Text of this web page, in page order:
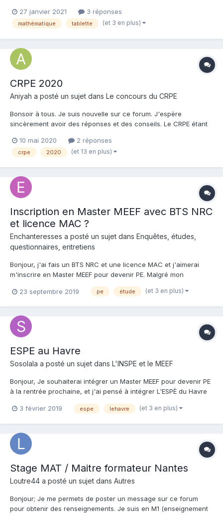
27 janvier 2021 3 réponses
mathématique tablette (et 3 en plus)
CRPE 2020
Aniyah a posté un sujet dans Le concours du CRPE
Bonsoir à tous. Je suis nouvelle sur ce forum. J'espère
sincèrement avoir des réponses et des conseils. Le CRPE étant
pour la didactique en mathématiques (surtout !) et en français.
J'ai beaucoup de difficultés pour avoir "ju...
10 mai 2020 2 réponses
crpe 2020 (et 13 en plus)
Inscription en Master MEEF avec BTS NRC
et licence MAC ?
Enchanteresses a posté un sujet dans Enquêtes, études,
questionnaires, entretiens
Bonjour, j'ai fais un BTS NRC et une licence MAC et j'aimerai
m'inscrire en Master MEEF pour devenir PE. Malgré mon
23 septembre 2019
pe étude (et 3 en plus)
ESPE au Havre
Sosolala a posté un sujet dans L'INSPE et le MEEF
Bonjour, Je souhaiterai intégrer un Master MEEF pour devenir PE
à la rentrée prochaine, et j'ai pensé à intégrer L'ESPÈ du Havre
le concours. J'aimerais alors avoir des retour, si certains d'entre
3 février 2019 espe lehavre (et 3 en plus)
Stage MAT / Maitre formateur Nantes
Loutre44 a posté un sujet dans Autres
Bonjour; Je me permets de poster un message sur ce forum
pour obtenir des renseignements. Je suis en M1 (enseignement